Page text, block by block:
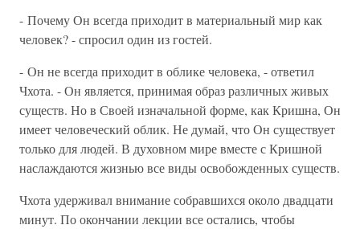
- Почему Он всегда приходит в материальный мир как
человек? - спросил один из гостей.
- Он не всегда приходит в облике человека, - ответил
Чхота. - Он является, принимая образ различных живых
существ. Но в Своей изначальной форме, как Кришна, Он
имеет человеческий облик. Не думай, что Он существует
только для людей. В духовном мире вместе с Кришной
наслаждаются жизнью все виды освобожденных существ.
Чхота удерживал внимание собравшихся около двадцати
минут. По окончании лекции все остались, чтобы